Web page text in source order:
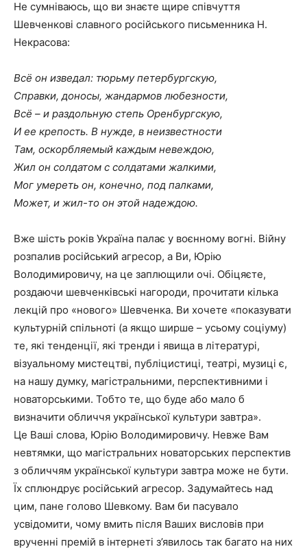
Не сумніваюсь, що ви знаєте щире співчуття
Шевченкові славного російського письменника Н.
Некрасова:
Всё он изведал: тюрьму петербургскую,
Справки, доносы, жандармов любезности,
Всё – и раздольную степь Оренбургскую,
И ее крепость. В нужде, в неизвестности
Там, оскорбляемый каждым невеждою,
Жил он солдатом с солдатами жалкими,
Мог умереть он, конечно, под палками,
Может, и жил-то он этой надеждою.
Вже шість років Україна палає у воєнному вогні. Війну
розпалив російський агресор, а Ви, Юрію
Володимировичу, на це заплющили очі. Обіцяєте,
роздаючи шевченківські нагороди, прочитати кілька
лекцій про «нового» Шевченка. Ви хочете «показувати
культурній спільноті (а якщо ширше – усьому соціуму)
те, які тенденції, які тренди і явища в літературі,
візуальному мистецтві, публіцистиці, театрі, музиці є,
на нашу думку, магістральними, перспективними і
новаторськими. Тобто те, що буде або мало б
визначити обличчя української культури завтра».
Це Ваші слова, Юрію Володимировичу. Невже Вам
невтямки, що магістральних новаторських перспектив
з обличчям української культури завтра може не бути.
Їх сплюндрує російський агресор. Задумайтесь над
цим, пане голово Шевкому. Вам би пасувало
усвідомити, чому вмить після Ваших висловів при
врученні премій в інтернеті з’явилось так багато на них